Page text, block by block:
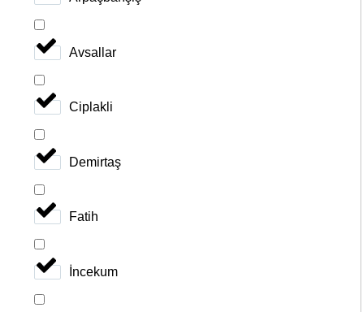
Avsallar
Ciplakli
Demirtaş
Fatih
İncekum